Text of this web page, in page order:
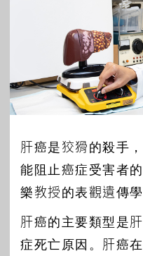
肝癌是狡猾的殺手
能阻止癌症受害者
樂教授的表觀遺傳
肝癌的主要類型是
症死亡原因。肝癌